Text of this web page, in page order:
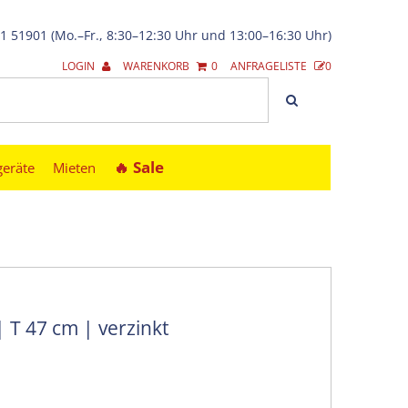
51901 (Mo.–Fr., 8:30–12:30 Uhr und 13:00–16:30 Uhr)
LOGIN WARENKORB 0 ANFRAGELISTE 0
Mieten 🔥︎ Sale
T 47 cm | verzinkt